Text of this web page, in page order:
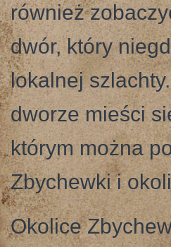
również
dwór, który
lokalnej
dworze mieści
którym można
Zbychewki i
Okolice